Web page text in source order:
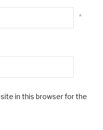
*
in this browser for the